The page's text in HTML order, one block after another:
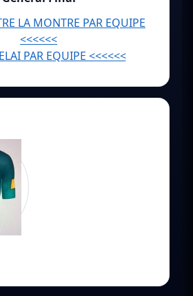
LA MONTRE PAR EQUIPE
<<<<<<
PAR EQUIPE <<<<<<